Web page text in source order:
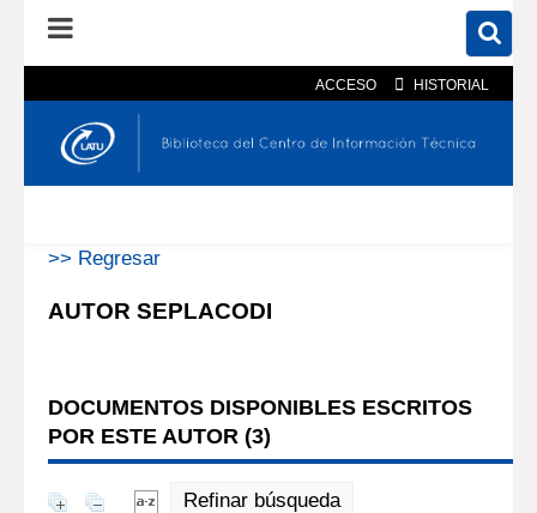
ACCESO HISTORIAL
En el catálogo En el sitio
>> Regresar
AUTOR SEPLACODI
DOCUMENTOS DISPONIBLES ESCRITOS
POR ESTE AUTOR (3)
Refinar búsqueda